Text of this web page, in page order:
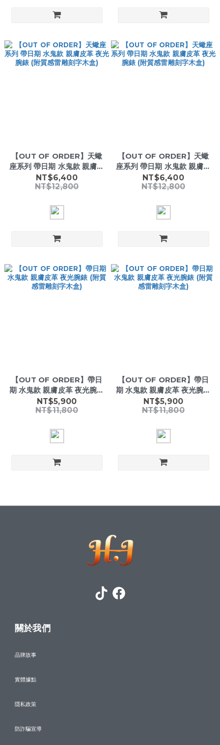
【OUT OF ORDER】天蠍
座系列 帶日期 水鬼款 親膚皮
革 夜光腕錶 (附質感雷雕刻
字木盒)
NT$6,400
NT$12,800
【OUT OF ORDER】天蠍
座系列 帶日期 水鬼款 親膚皮
革 夜光腕錶 (附質感雷雕刻
字木盒)
NT$6,400
NT$12,800
【OUT OF ORDER】帶日
期 水鬼款 親膚皮革 夜光腕錶
(附質感雷雕刻字木盒)
NT$5,900
NT$11,800
【OUT OF ORDER】帶日
期 水鬼款 親膚皮革 夜光腕錶
(附質感雷雕刻字木盒)
NT$5,900
NT$11,800
關於我們
品牌故事
實體據點
隱私政策
防詐騙宣導